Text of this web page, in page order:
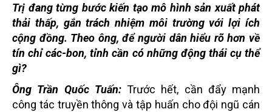
Trị đang từng bước kiến tạo mô hình sản xuất phát
thải thấp, gắn trách nhiệm môi trường với lợi ích
cộng đồng. Theo ông, để người dân hiểu rõ hơn về
tín chỉ các-bon, tỉnh cần có những động thái cụ thể
gì?
Ông Trần Quốc Tuấn: Trước hết, cần đẩy mạnh
công tác truyền thông và tập huấn cho đội ngũ cán